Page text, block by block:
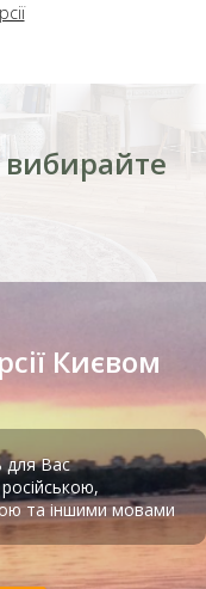
Києвом
для Вас
та іншими мовами